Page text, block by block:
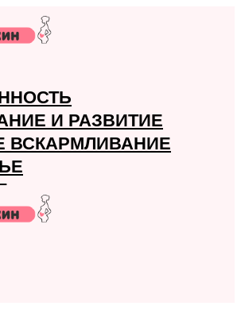
И РАЗВИТИЕ
ВСКАРМЛИВАНИЕ